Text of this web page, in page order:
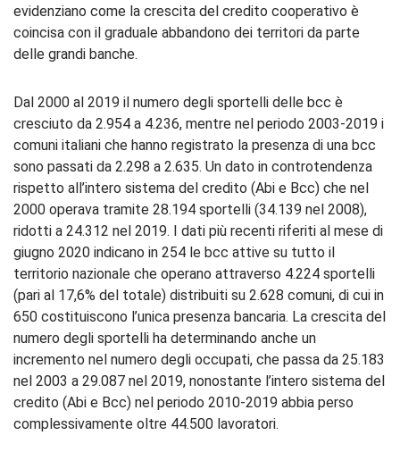
evidenziano come la crescita del credito cooperativo è
coincisa con il graduale abbandono dei territori da parte
delle grandi banche.
Dal 2000 al 2019 il numero degli sportelli delle bcc è
cresciuto da 2.954 a 4.236, mentre nel periodo 2003-2019 i
comuni italiani che hanno registrato la presenza di una bcc
sono passati da 2.298 a 2.635. Un dato in controtendenza
rispetto all’intero sistema del credito (Abi e Bcc) che nel
2000 operava tramite 28.194 sportelli (34.139 nel 2008),
ridotti a 24.312 nel 2019. I dati più recenti riferiti al mese di
giugno 2020 indicano in 254 le bcc attive su tutto il
territorio nazionale che operano attraverso 4.224 sportelli
(pari al 17,6% del totale) distribuiti su 2.628 comuni, di cui in
650 costituiscono l’unica presenza bancaria. La crescita del
numero degli sportelli ha determinando anche un
incremento nel numero degli occupati, che passa da 25.183
nel 2003 a 29.087 nel 2019, nonostante l’intero sistema del
credito (Abi e Bcc) nel periodo 2010-2019 abbia perso
complessivamente oltre 44.500 lavoratori.